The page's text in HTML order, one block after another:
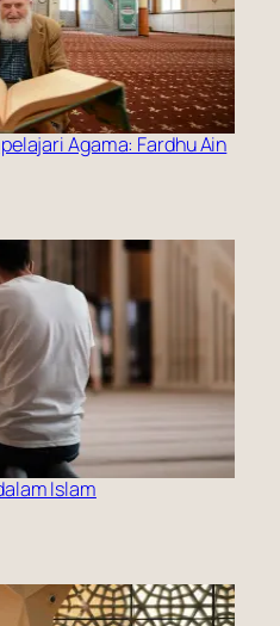
Agama: Fardhu Ain
Islam